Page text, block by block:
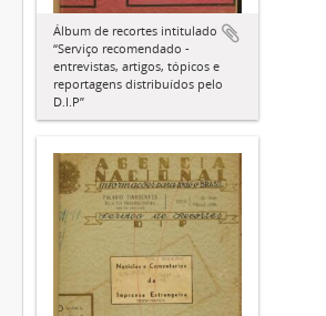
Álbum de recortes intitulado
“Serviço recomendado -
entrevistas, artigos, tópicos e
reportagens distribuídos pelo
D.I.P”